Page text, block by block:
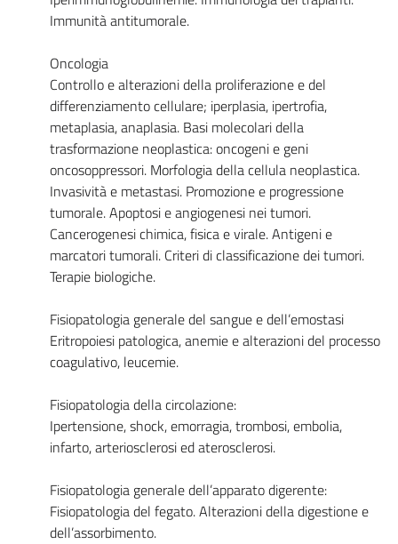
Immunità antitumorale.
Oncologia
Controllo e alterazioni della proliferazione e del
differenziamento cellulare; iperplasia, ipertrofia,
metaplasia, anaplasia. Basi molecolari della
trasformazione neoplastica: oncogeni e geni
oncosoppressori. Morfologia della cellula neoplastica.
Invasività e metastasi. Promozione e progressione
tumorale. Apoptosi e angiogenesi nei tumori.
Cancerogenesi chimica, fisica e virale. Antigeni e
marcatori tumorali. Criteri di classificazione dei tumori.
Terapie biologiche.
Fisiopatologia generale del sangue e dell’emostasi
Eritropoiesi patologica, anemie e alterazioni del processo
coagulativo, leucemie.
Fisiopatologia della circolazione:
Ipertensione, shock, emorragia, trombosi, embolia,
infarto, arteriosclerosi ed aterosclerosi.
Fisiopatologia generale dell’apparato digerente:
Fisiopatologia del fegato. Alterazioni della digestione e
dell’assorbimento.